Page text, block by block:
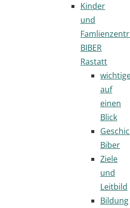
Kinder
und
BIBER
Rastatt
auf
einen
Blick
Biber
Ziele
und
Leitbild
Bildung